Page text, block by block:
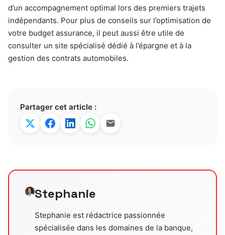
d’un accompagnement optimal lors des premiers trajets
indépendants. Pour plus de conseils sur l’optimisation de
votre budget assurance, il peut aussi être utile de
consulter un site spécialisé dédié à l’épargne et à la
gestion des contrats automobiles.
Partager cet article :
Stephanie
Stephanie est rédactrice passionnée
spécialisée dans les domaines de la banque,